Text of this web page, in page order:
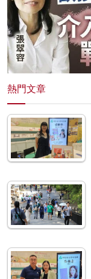
熱門文章